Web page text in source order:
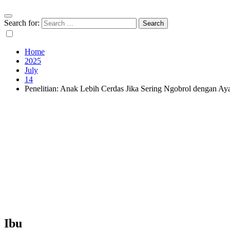
Search for:
Home
2025
July
14
Penelitian: Anak Lebih Cerdas Jika Sering Ngobrol dengan
Ibu